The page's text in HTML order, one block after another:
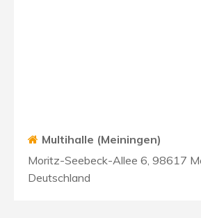
Multihalle (Meiningen)
Moritz-Seebeck-Allee 6, 98617
Deutschland